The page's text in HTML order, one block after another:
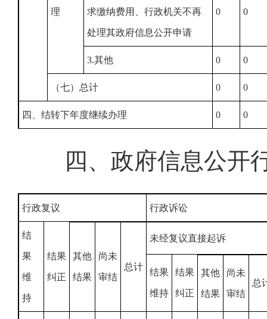
理 求缴纳费用、行政机关不再
处理其政府信息公开申请
0 0
3.其他 0 0
（七）总计 0 0
四、结转下年度继续办理 0 0
四、政府信息公开
行政复议 行政诉讼
结
果
维
持
结果
纠正
其他
结果
尚未
审结
总计
未经复议直接起诉
结果
维持
结果
纠正
其他
结果
尚未
审结
总